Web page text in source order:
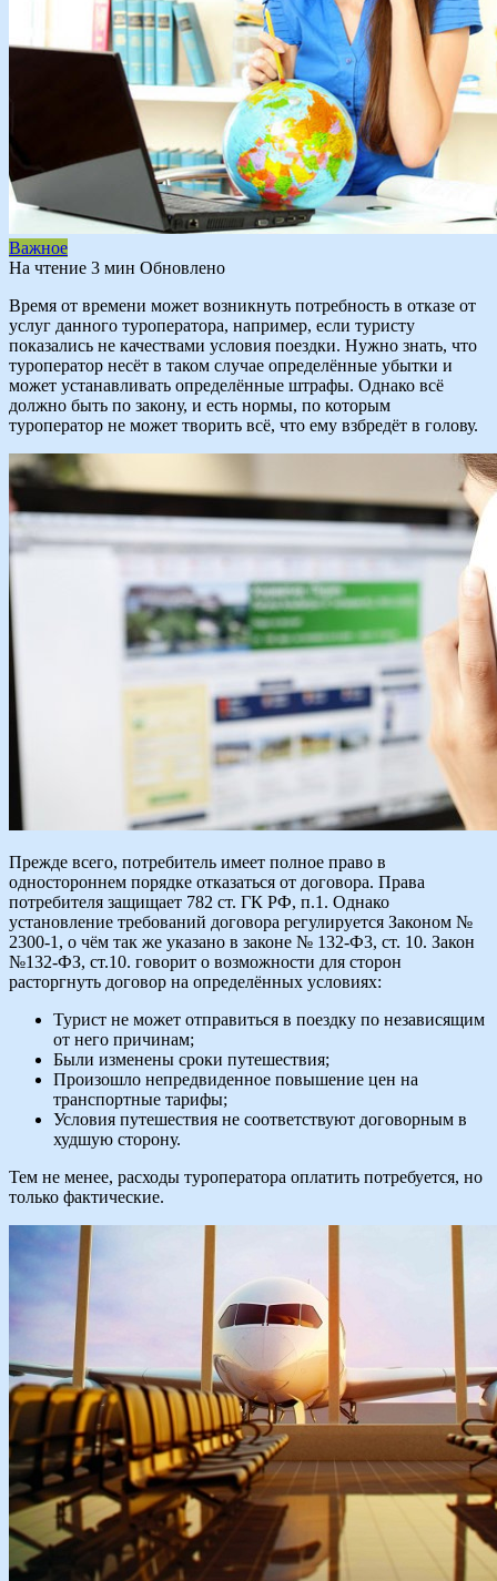
Важное
На чтение 3 мин Обновлено
Время от времени может возникнуть потребность в отказе от
услуг данного туроператора, например, если туристу
показались не качествами условия поездки. Нужно знать, что
туроператор несёт в таком случае определённые убытки и
может устанавливать определённые штрафы. Однако всё
должно быть по закону, и есть нормы, по которым
туроператор не может творить всё, что ему взбредёт в голову.
Прежде всего, потребитель имеет полное право в
одностороннем порядке отказаться от договора. Права
потребителя защищает 782 ст. ГК РФ, п.1. Однако
установление требований договора регулируется Законом №
2300-1, о чём так же указано в законе № 132-Ф3, ст. 10. Закон
№132-ФЗ, ст.10. говорит о возможности для сторон
расторгнуть договор на определённых условиях:
Турист не может отправиться в поездку по независящим
от него причинам;
Были изменены сроки путешествия;
Произошло непредвиденное повышение цен на
транспортные тарифы;
Условия путешествия не соответствуют договорным в
худшую сторону.
Тем не менее, расходы туроператора оплатить потребуется, но
только фактические.